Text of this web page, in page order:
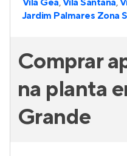
Enjoy Santo Amaro
Venda a partir de
R$ 269.900